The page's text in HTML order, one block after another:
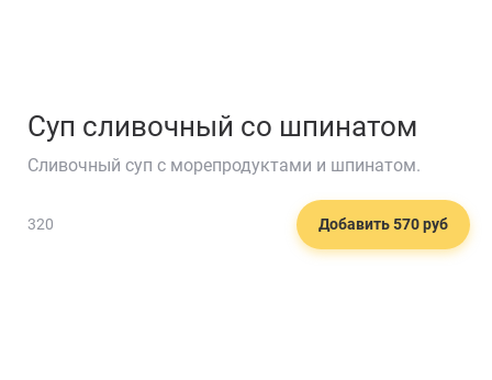
Суп сливочный со шпинатом
Сливочный суп с морепродуктами и шпинатом.
320 Добавить 570 руб